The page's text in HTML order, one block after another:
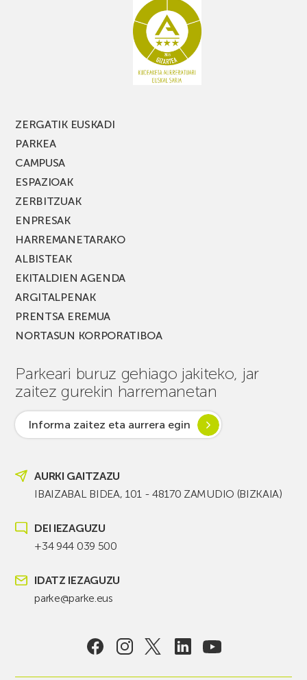
ZERGATIK EUSKADI
PARKEA
CAMPUSA
ESPAZIOAK
ZERBITZUAK
ENPRESAK
HARREMANETARAKO
ALBISTEAK
EKITALDIEN AGENDA
ARGITALPENAK
PRENTSA EREMUA
NORTASUN KORPORATIBOA
Parkeari buruz gehiago jakiteko, jar
zaitez gurekin harremanetan
Informa zaitez eta aurrera egin
AURKI GAITZAZU
IBAIZABAL BIDEA, 101 - 48170 ZAMUDIO (BIZKAIA)
DEI IEZAGUZU
+34 944 039 500
IDATZ IEZAGUZU
parke@parke.eus